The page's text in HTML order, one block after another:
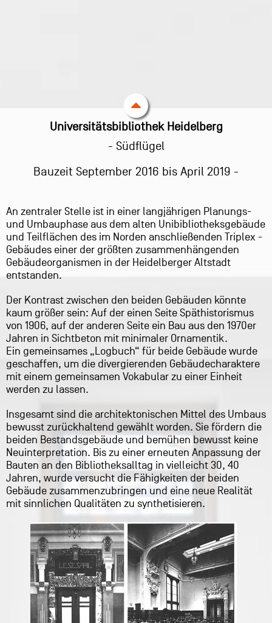
Universitätsbibliothek Heidelberg
- Südflügel
Bauzeit September 2016 bis April 2019 -
An zentraler Stelle ist in einer langjährigen Planungs-
und Umbauphase aus dem alten Unibibliotheksgebäude
und Teilflächen des im Norden anschließenden Triplex -
Gebäudes einer der größten zusammenhängenden
Gebäudeorganismen in der Heidelberger Altstadt
entstanden.
Der Kontrast zwischen den beiden Gebäuden könnte
kaum größer sein: Auf der einen Seite Späthistorismus
von 1906, auf der anderen Seite ein Bau aus den 1970er
Jahren in Sichtbeton mit minimaler Ornamentik.
Ein gemeinsames „Logbuch“ für beide Gebäude wurde
geschaffen, um die divergierenden Gebäudecharaktere
mit einem gemeinsamen Vokabular zu einer Einheit
werden zu lassen.
Insgesamt sind die architektonischen Mittel des Umbaus
bewusst zurückhaltend gewählt worden. Sie fördern die
beiden Bestandsgebäude und bemühen bewusst keine
Neuinterpretation. Bis zu einer erneuten Anpassung der
Bauten an den Bibliotheksalltag in vielleicht 30, 40
Jahren, wurde versucht die Fähigkeiten der beiden
Gebäude zusammenzubringen und eine neue Realität
mit sinnlichen Qualitäten zu synthetisieren.